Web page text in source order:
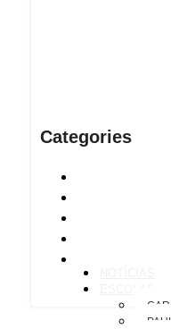
Categories